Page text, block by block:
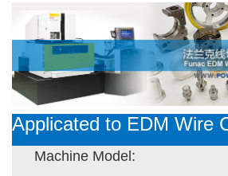
Applicated to EDM Wire
Machine Model: